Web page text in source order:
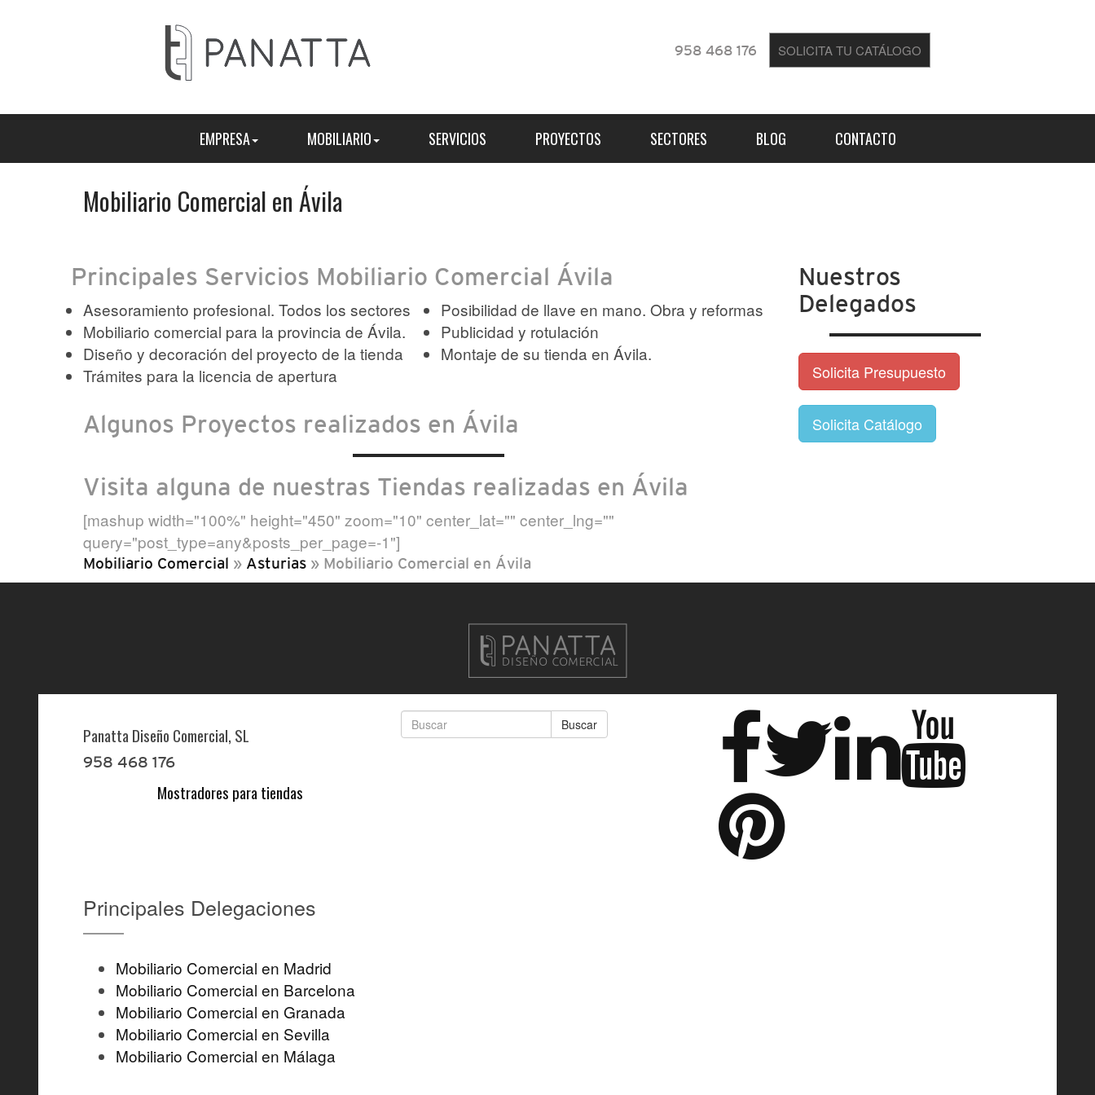
958 468 176 SOLICITA TU CATÁLOGO
EMPRESA MOBILIARIO SERVICIOS PROYECTOS SECTORES BLOG CONTACTO
Mobiliario Comercial en Ávila
Principales Servicios Mobiliario Comercial Ávila
Asesoramiento profesional. Todos los sectores
Mobiliario comercial para la provincia de Ávila.
Diseño y decoración del proyecto de la tienda
Trámites para la licencia de apertura
Posibilidad de llave en mano. Obra y reformas
Publicidad y rotulación
Montaje de su tienda en Ávila.
Algunos Proyectos realizados en Ávila
Visita alguna de nuestras Tiendas realizadas en Ávila
[mashup width="100%" height="450" zoom="10" center_lat="" center_lng=""
query="post_type=any&posts_per_page=-1"]
Nuestros
Delegados
Solicita Presupuesto
Solicita Catálogo
Mobiliario Comercial » Asturias » Mobiliario Comercial en Ávila
Panatta Diseño Comercial, SL
958 468 176
Mostradores para tiendas
Buscar
Principales Delegaciones
Mobiliario Comercial en Madrid
Mobiliario Comercial en Barcelona
Mobiliario Comercial en Granada
Mobiliario Comercial en Sevilla
Mobiliario Comercial en Málaga